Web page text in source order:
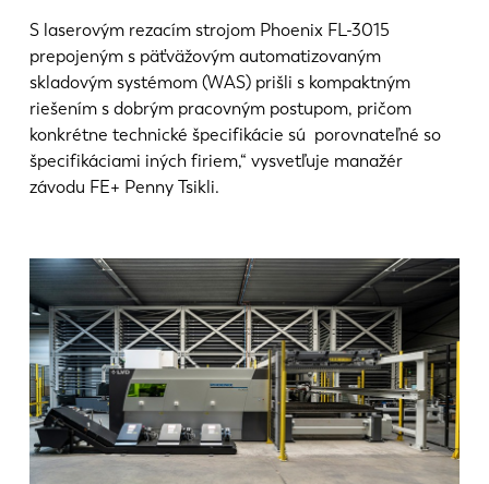
S laserovým rezacím strojom Phoenix FL-3015
prepojeným s päťväžovým automatizovaným
skladovým systémom (WAS) prišli s kompaktným
riešením s dobrým pracovným postupom, pričom
konkrétne technické špecifikácie sú porovnateľné so
špecifikáciami iných firiem,“ vysvetľuje manažér
závodu FE+ Penny Tsikli.